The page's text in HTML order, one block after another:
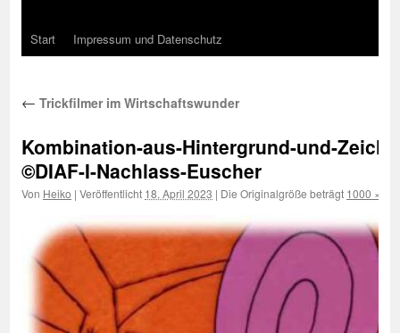
Start Impressum und Datenschutz
← Trickfilmer im Wirtschaftswunder
Kombination-aus-Hintergrund-und-
©DIAF-I-Nachlass-Euscher
Von Heiko | Veröffentlicht 18. April 2023 | Die Originalgröße beträgt 1000 ×